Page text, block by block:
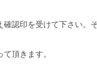
認印を受けて下さい。
頂きます。